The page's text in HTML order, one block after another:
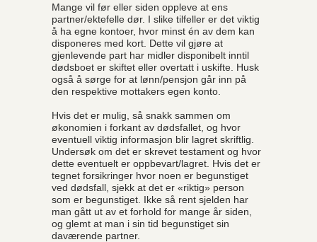
Mange vil før eller siden oppleve at ens
partner/ektefelle dør. I slike tilfeller er det viktig
å ha egne kontoer, hvor minst én av dem kan
disponeres med kort. Dette vil gjøre at
gjenlevende part har midler disponibelt inntil
dødsboet er skiftet eller overtatt i uskifte. Husk
også å sørge for at lønn/pensjon går inn på
den respektive mottakers egen konto.
Hvis det er mulig, så snakk sammen om
økonomien i forkant av dødsfallet, og hvor
eventuell viktig informasjon blir lagret skriftlig.
Undersøk om det er skrevet testament og hvor
dette eventuelt er oppbevart/lagret. Hvis det er
tegnet forsikringer hvor noen er begunstiget
ved dødsfall, sjekk at det er «riktig» person
som er begunstiget. Ikke så rent sjelden har
man gått ut av et forhold for mange år siden,
og glemt at man i sin tid begunstiget sin
daværende partner.